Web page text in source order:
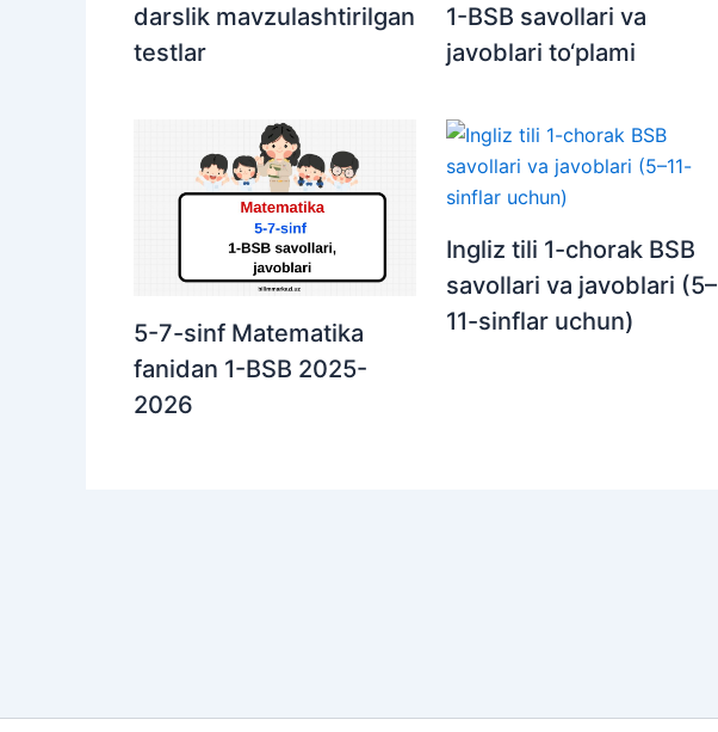
darslik mavzulashtirilgan
testlar
1-BSB savollari va
javoblari to‘plami
5-7-sinf Matematika
fanidan 1-BSB 2025-
2026
Ingliz tili 1-chorak BSB
savollari va javoblari (5–
11-sinflar uchun)